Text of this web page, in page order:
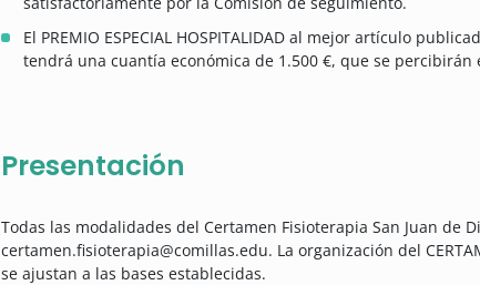
El PREMIO ESPECIAL HOSPITALIDAD al mejor artículo
tendrá una cuantía económica de 1.500 €, que se
Presentación
Todas las modalidades del Certamen Fisioterapia San Juan de
certamen.fisioterapia@comillas.edu. La organización del
se ajustan a las bases establecidas.